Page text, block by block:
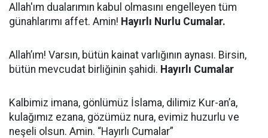
Allah'ım dualarımın kabul olmasını engelleyen tüm
günahlarımı affet. Amin! Hayırlı Nurlu Cumalar.
Allah’ım! Varsın, bütün kainat varlığının aynası. Birsin,
bütün mevcudat birliğinin şahidi. Hayırlı Cumalar
Kalbimiz imana, gönlümüz İslama, dilimiz Kur-an’a,
kulağımız ezana, gözümüz nura, evimiz huzurlu ve
neşeli olsun. Amin. “Hayırlı Cumalar”